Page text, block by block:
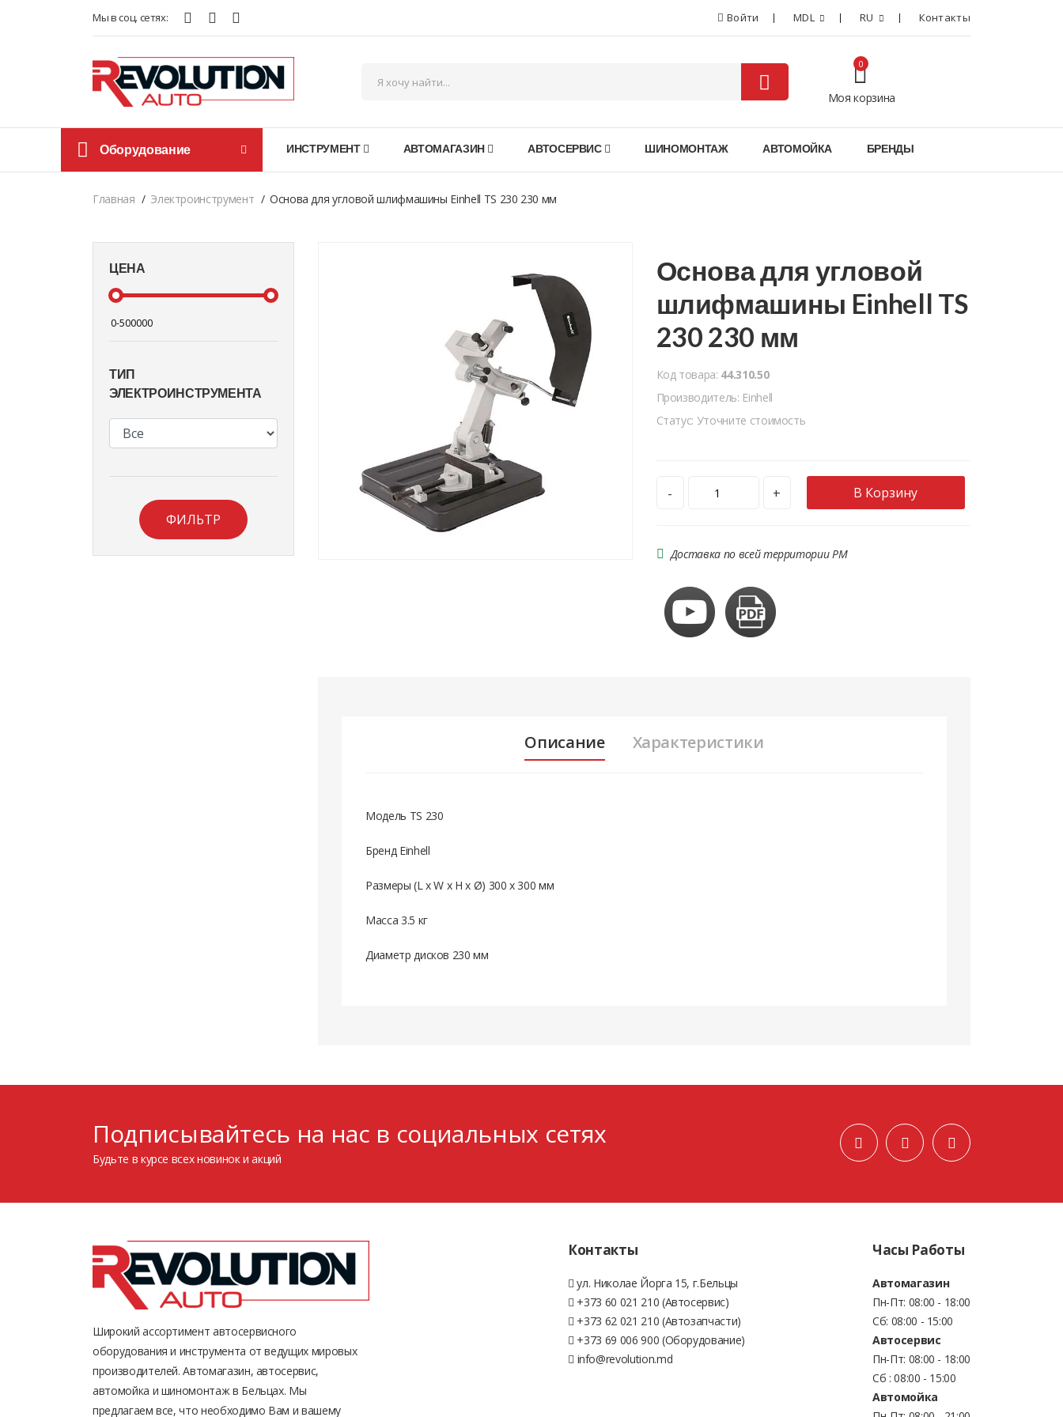
Мы в соц. сетях: Войти MDL RU Контакты
Моя корзина
0
Оборудование ИНСТРУМЕНТ АВТОМАГАЗИН АВТОСЕРВИС ШИНОМОНТАЖ АВТОМОЙКА БРЕНДЫ
Главная Электроинструмент Основа для угловой шлифмашины Einhell TS 230 230 мм
ЦЕНА
ТИП
ЭЛЕКТРОИНСТРУМЕНТА
ФИЛЬТР
Основа для угловой
шлифмашины Einhell TS
230 230 мм
Код товара: 44.310.50
Производитель: Einhell
Статус: Уточните стоимость
- + В Корзину
Доставка по всей территории РМ
Описание Характеристики
Модель TS 230
Бренд Einhell
Размеры (L x W x H x Ø) 300 x 300 мм
Масса 3.5 кг
Диаметр дисков 230 мм
Подписывайтесь на нас в социальных сетях
Будьте в курсе всех новинок и акций
Широкий ассортимент автосервисного
оборудования и инструмента от ведущих мировых
производителей. Автомагазин, автосервис,
автомойка и шиномонтаж в Бельцах. Мы
предлагаем все, что необходимо Вам и вашему
Контакты
ул. Николае Йорга 15, г.Бельцы
+373 60 021 210 (Автосервис)
+373 62 021 210 (Автозапчасти)
+373 69 006 900 (Оборудование)
info@revolution.md
Часы Работы
Автомагазин
Пн-Пт: 08:00 - 18:00
Сб: 08:00 - 15:00
Автосервис
Пн-Пт: 08:00 - 18:00
Сб : 08:00 - 15:00
Автомойка